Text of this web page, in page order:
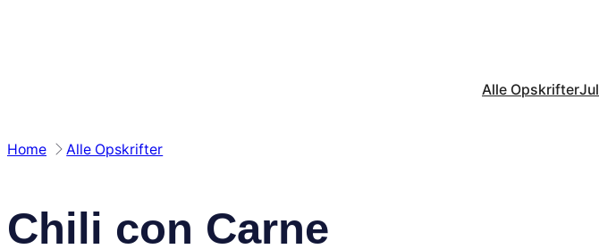
Alle OpskrifterJul
Home Alle Opskrifter
Chili con Carne